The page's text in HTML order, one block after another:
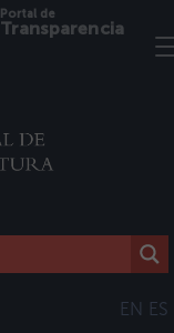
Portal de
Transparencia
EN ES